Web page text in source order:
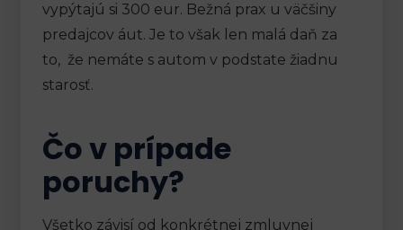
vypýtajú si 300 eur. Bežná prax u väčšiny
predajcov áut. Je to však len malá daň za
to, že nemáte s autom v podstate žiadnu
starosť.
Čo v prípade
poruchy?
Všetko závisí od konkrétnej zmluvnej